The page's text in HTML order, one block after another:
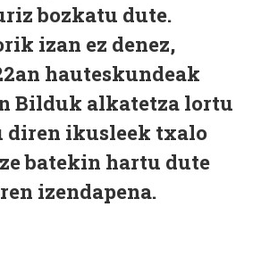
bozkatu dute.
izan ez denez,
hauteskundeak
Bilduk alkatetza lortu
diren ikusleek txalo
batekin hartu dute
izendapena.